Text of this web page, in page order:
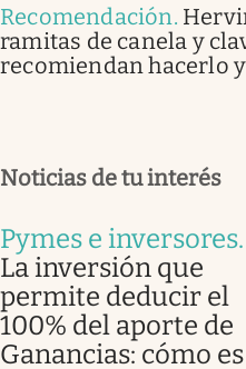
Recomendación.
ramitas de canela y
recomiendan hacerlo
Noticias de tu interés
Pymes e inversores.
La inversión que
permite deducir el
100% del aporte de
Ganancias: cómo